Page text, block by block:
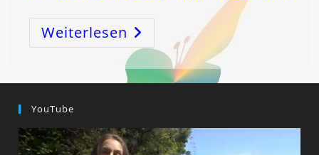
Weiterlesen OSTERN
Und
Der
Schöpfungscode!
YouTube